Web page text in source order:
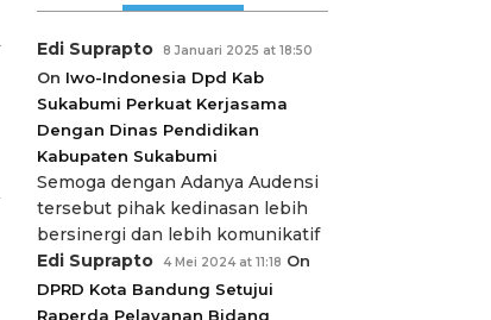
Edi Suprapto 8 Januari 2025 at 18:50
On Iwo-Indonesia Dpd Kab
Sukabumi Perkuat Kerjasama
Dengan Dinas Pendidikan
Kabupaten Sukabumi
Semoga dengan Adanya Audensi
tersebut pihak kedinasan lebih
bersinergi dan lebih komunikatif
Edi Suprapto
4 Mei 2024 at 11:18 On
DPRD Kota Bandung Setujui
Raperda Pelayanan Bidang